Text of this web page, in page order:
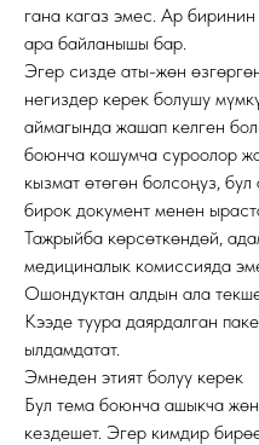
гана кагаз эмес. Ар
ара байланышы бар.
Эгер сизде аты-жөн
негиздер керек болушу
аймагында жашап келген
боюнча кошумча суроолор
кызмат өтөгөн болсоңуз,
бирок документ менен
Тажрыйба көрсөткөндөй,
медициналык комиссияда
Ошондуктан алдын ала
Кээде туура даярдалган
ылдамдатат.
Эмнеден этият болуу керек
Бул тема боюнча ашыкча
кездешет. Эгер кимдир